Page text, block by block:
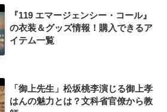
『119 エマージェンシー・コール』
の衣装＆グッズ情報！購入できるア
イテム一覧
「御上先生」松坂桃李演じる御上孝
はんの魅力とは？文科省官僚から教